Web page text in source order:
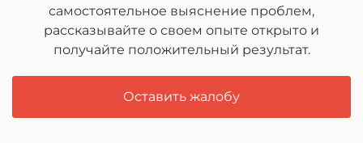
самостоятельное выяснение проблем,
рассказывайте о своем опыте открыто и
получайте положительный результат.
Оставить жалобу